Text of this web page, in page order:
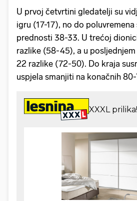
U prvoj četvrtini gledatelji su
igru (17-17), no do
prednosti 38-33. U trećoj
razlike (58-45), a u
22 razlike (72-50). Do kraja
uspjela smanjiti na konačnih